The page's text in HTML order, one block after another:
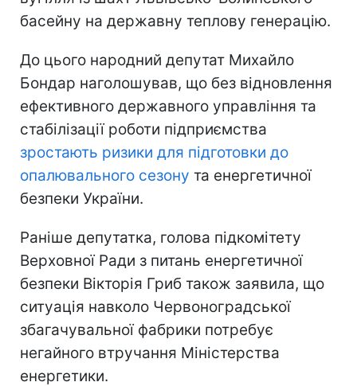
басейну на державну теплову генерацію.
До цього народний депутат Михайло
Бондар наголошував, що без відновлення
ефективного державного управління та
стабілізації роботи підприємства
зростають ризики для підготовки до
опалювального сезону та енергетичної
безпеки України.
Раніше депутатка, голова підкомітету
Верховної Ради з питань енергетичної
безпеки Вікторія Гриб також заявила, що
ситуація навколо Червоноградської
збагачувальної фабрики потребує
негайного втручання Міністерства
енергетики.